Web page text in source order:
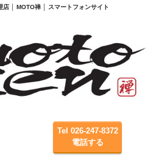
店 │ MOTO禅 │ スマートフォンサイト
Tel 026-247-8372
電話する